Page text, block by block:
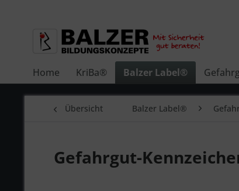
Home KriBa® Balzer Label®
Übersicht Balzer Label®
Gefahrgut-